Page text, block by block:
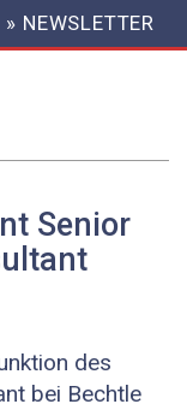
» NEWSLETTER
Senior
des
bei Bechtle